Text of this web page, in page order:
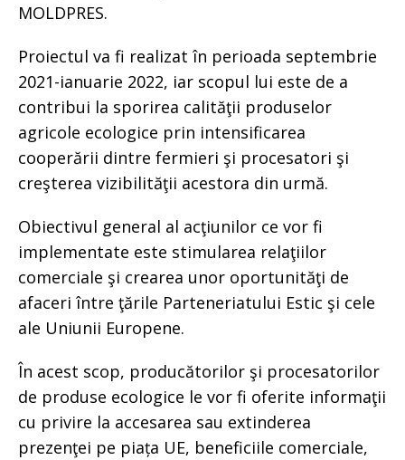
MOLDPRES.
Proiectul va fi realizat în perioada septembrie
2021-ianuarie 2022, iar scopul lui este de a
contribui la sporirea calităţii produselor
agricole ecologice prin intensificarea
cooperării dintre fermieri şi procesatori şi
creşterea vizibilităţii acestora din urmă.
Obiectivul general al acţiunilor ce vor fi
implementate este stimularea relaţiilor
comerciale şi crearea unor oportunităţi de
afaceri între ţările Parteneriatului Estic şi cele
ale Uniunii Europene.
În acest scop, producătorilor şi procesatorilor
de produse ecologice le vor fi oferite informaţii
cu privire la accesarea sau extinderea
prezenţei pe piața UE, beneficiile comerciale,